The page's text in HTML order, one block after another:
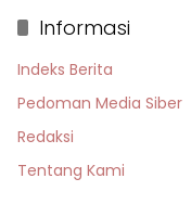
Informasi
Indeks Berita
Pedoman Media Siber
Redaksi
Tentang Kami